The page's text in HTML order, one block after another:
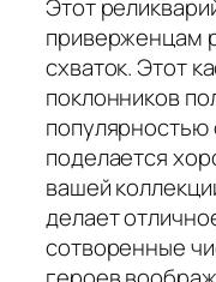
Этот
приверженцам
схваток. Этот
поклонников
поделается
вашей
делает
сотворенные